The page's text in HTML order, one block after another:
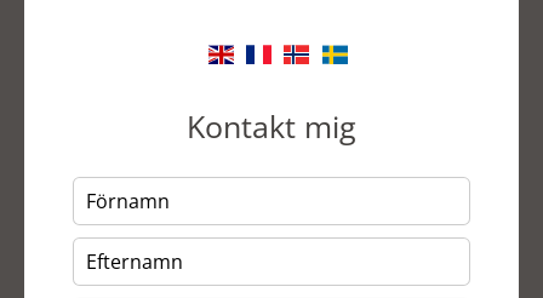
Kontakt mig